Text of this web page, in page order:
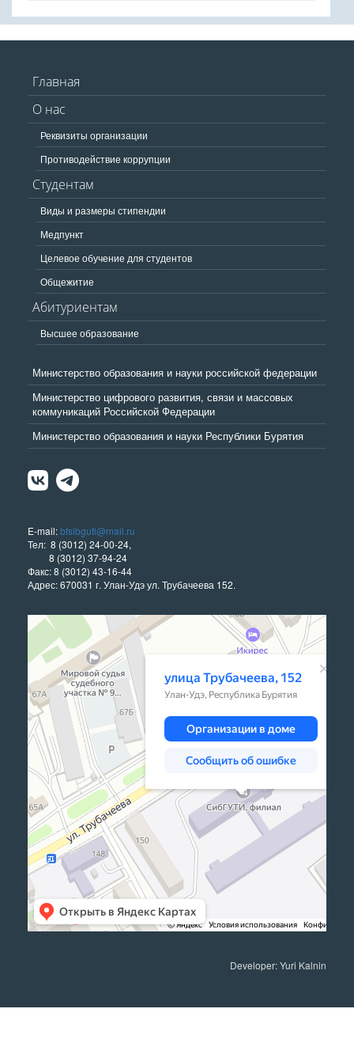
Главная
О нас
Реквизиты организации
Противодействие коррупции
Студентам
Виды и размеры стипендии
Медпункт
Целевое обучение для студентов
Общежитие
Абитуриентам
Высшее образование
Министерство образования и науки российской федерации
Министерство цифрового развития, связи и массовых
коммуникаций Российской Федерации
Министерство образования и науки Республики Бурятия
E-mail:bfsibguti@mail.ru
Тел: 8 (3012) 24-00-24,
8 (3012) 37-94-24
Факс: 8 (3012) 43-16-44
Адрес: 670031 г. Улан-Удэ ул. Трубачеева 152.
Улан‑Удэ
Улица Трубачеева, 152 — Яндекс Карты
Developer: Yuri Kalnin